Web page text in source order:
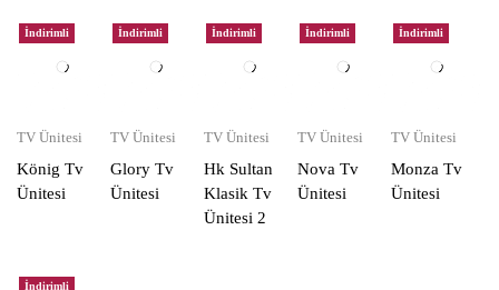
İndirimli
TV Ünitesi
König Tv
Ünitesi
İndirimli
TV Ünitesi
Glory Tv
Ünitesi
İndirimli
TV Ünitesi
Hk Sultan
Klasik Tv
Ünitesi 2
İndirimli
TV Ünitesi
Nova Tv
Ünitesi
İndirimli
TV Ünitesi
Monza Tv
Ünitesi
İndirimli